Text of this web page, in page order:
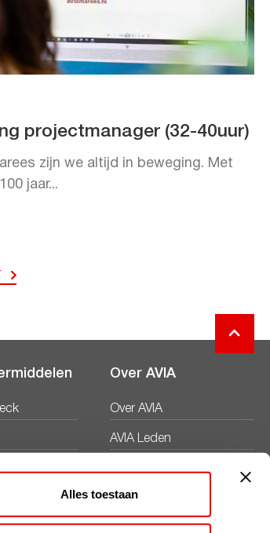
Alles toestaan
projectmanager (32-40uur)
zijn we altijd in beweging. Met
jaar...
Over AVIA
Over AVIA
AVIA Leden
Nieuws
Duurzaamheid
Werken bij